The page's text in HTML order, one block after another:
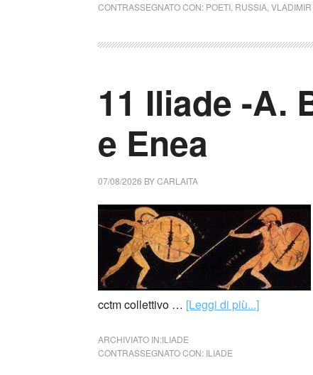
CONTRASSEGNATO CON: POETI RUSSIA VLADIMIR
11 Iliade -A.
e Enea
07/08/2026 BYCARLAITA
cctm collettivo … [Leggi di più...]
ARCHIVIATO IN:ILIADE
CONTRASSEGNATO CON: ILIADE